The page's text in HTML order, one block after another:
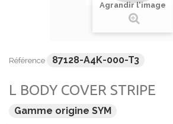
Agrandir l'image
Référence 87128-A4K-000-T3
L BODY COVER STRIPE
Gamme origine SYM